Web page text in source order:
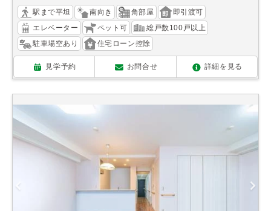
駅まで平坦 南向き 角部屋
即引渡可
エレベーター
ペット可
総戸数100戸以上
駐車場空あり
住宅ローン控除
見学予約 お問合せ 詳細を見る